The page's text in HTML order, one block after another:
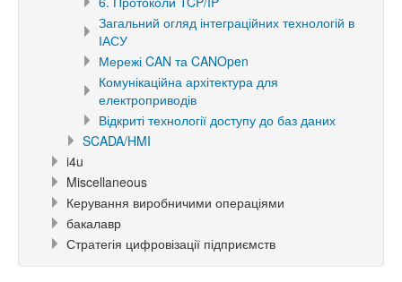
Загальний огляд інтеграційних технологій в
ІАСУ
Мережі CAN та CANOpen
Комунікаційна архітектура для
електроприводів
Відкриті технології доступу до баз даних
SCADA/HMI
i4u
Miscellaneous
Керування виробничими операціями
бакалавр
Стратегія цифровізації підприємств